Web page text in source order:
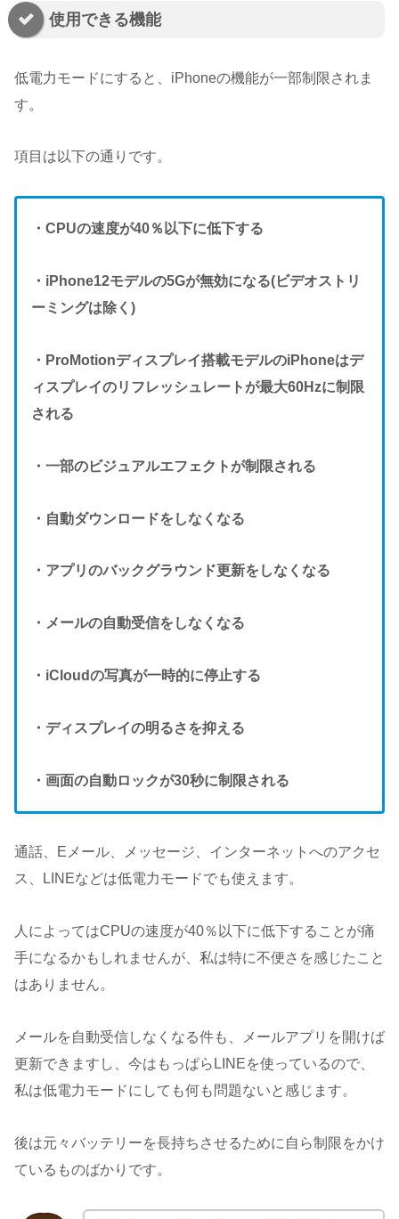
使用できる機能
低電力モードにすると、iPhoneの機能が一部制限されま
す。
項目は以下の通りです。
・CPUの速度が40％以下に低下する
・iPhone12モデルの5Gが無効になる(ビデオストリ
ーミングは除く)
・ProMotionディスプレイ搭載モデルのiPhoneはデ
ィスプレイのリフレッシュレートが最大60Hzに制限
される
・一部のビジュアルエフェクトが制限される
・自動ダウンロードをしなくなる
・アプリのバックグラウンド更新をしなくなる
・メールの自動受信をしなくなる
・iCloudの写真が一時的に停止する
・ディスプレイの明るさを抑える
・画面の自動ロックが30秒に制限される
通話、Eメール、メッセージ、インターネットへのアクセ
ス、LINEなどは低電力モードでも使えます。
人によってはCPUの速度が40％以下に低下することが痛
手になるかもしれませんが、私は特に不便さを感じたこと
はありません。
メールを自動受信しなくなる件も、メールアプリを開けば
更新できますし、今はもっぱらLINEを使っているので、
私は低電力モードにしても何も問題ないと感じます。
後は元々バッテリーを長持ちさせるために自ら制限をかけ
ているものばかりです。